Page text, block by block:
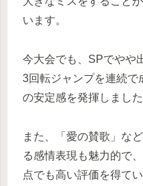
います。
今大会でも、SPでやや
3回転ジャンプを連続で
の安定感を発揮しました
また、「愛の賛歌」な
る感情表現も魅力的で
点でも高い評価を得てい